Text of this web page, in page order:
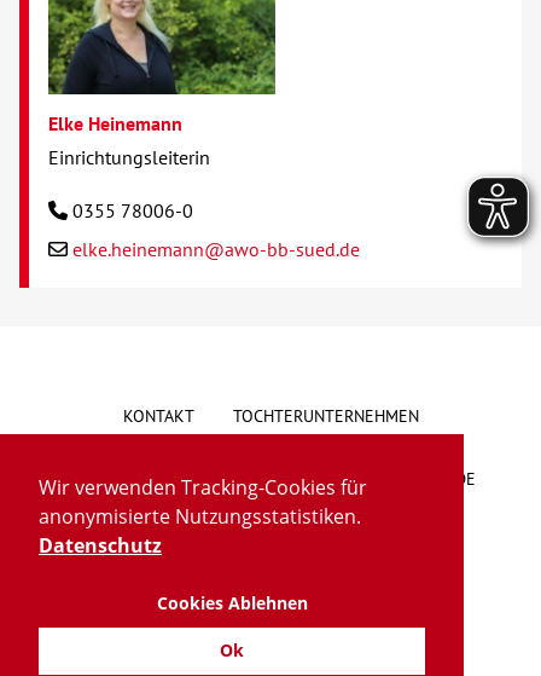
Wir verwenden Tracking-Cookies für
anonymisierte Nutzungsstatistiken.
Datenschutz
Cookies Ablehnen
Ok
Elke Heinemann
Einrichtungsleiterin
0355 78006-0
elke.heinemann@awo-bb-sued.de
KONTAKT TOCHTERUNTERNEHMEN
HINWEISGEBERSYSTEM VORSCHLAG/BESCHWERDE
LIEFERKETTENGESETZ
IMPRESSUM DATENSCHUTZ